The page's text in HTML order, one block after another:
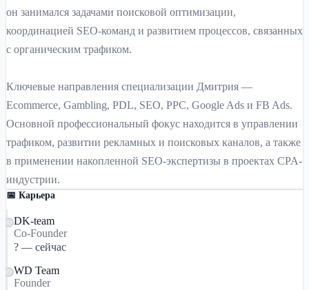
он занимался задачами поисковой оптимизации,
координацией SEO-команд и развитием процессов, связанных
с органическим трафиком.
Ключевые направления специализации Дмитрия —
Ecommerce, Gambling, PDL, SEO, PPC, Google Ads и FB Ads.
Основной профессиональный фокус находится в управлении
трафиком, развитии рекламных и поисковых каналов, а также
в применении накопленной SEO-экспертизы в проектах CPA-
индустрии.
📅 Карьера
DK-team
Co-Founder
? — сейчас
WD Team
Founder